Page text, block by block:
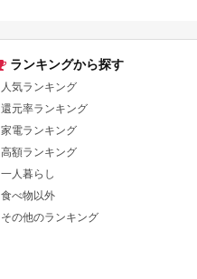
ランキングから探す
人気ランキング
還元率ランキング
家電ランキング
高額ランキング
一人暮らし
食べ物以外
その他のランキング